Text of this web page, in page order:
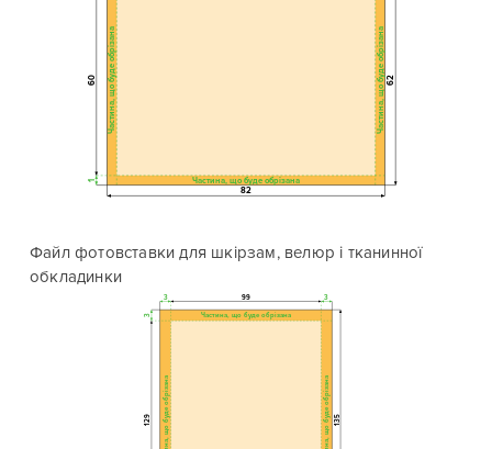
82
62
60
1
Частина, що буде обрізана Частина, що буде обрізана
Частина, що буде обрізана
Файл фотовставки для шкірзам, велюр і тканинної
обкладинки
135
3
129 Частина, що буде обрізана Частина, що буде обрізана
3 3
99
Частина, що буде обрізана